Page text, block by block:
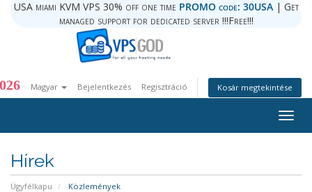
USA miami KVM VPS 30% off one time PROMO code: 30USA| Get
managed support for dedicated server !!!Free!!!
Magyar Bejelentkezés Regisztráció Kosár megtekintése
Hírek
Ügyfélkapu Közlemények